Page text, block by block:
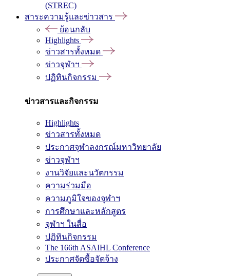
(STREC)
สาระความรู้และข่าวสาร
ย้อนกลับ
Highlights
ข่าวสารทั้งหมด
ข่าวจุฬาฯ
ปฏิทินกิจกรรม
ข่าวสารและกิจกรรม
Highlights
ข่าวสารทั้งหมด
ประกาศจุฬาลงกรณ์มหาวิทยาลัย
ข่าวจุฬาฯ
งานวิจัยและนวัตกรรม
ความร่วมมือ
ความภูมิใจของจุฬาฯ
การศึกษาและหลักสูตร
จุฬาฯ ในสื่อ
ปฏิทินกิจกรรม
The 166th ASAIHL Conference
ประกาศจัดซื้อจัดจ้าง